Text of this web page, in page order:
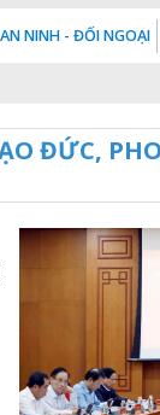
NINH - ĐỐI NGOẠI
ĐỨC,